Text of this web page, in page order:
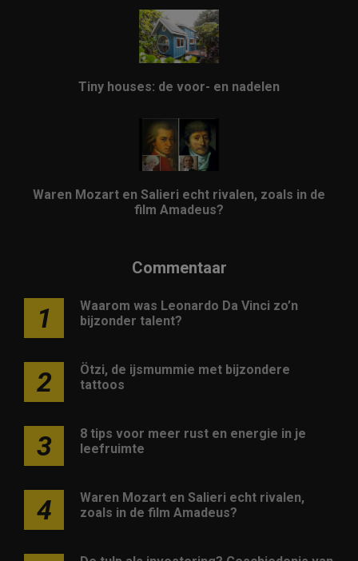
Tiny houses: de voor- en nadelen
Waren Mozart en Salieri echt rivalen, zoals in de
film Amadeus?
Commentaar
1
Waarom was Leonardo Da Vinci zo’n
bijzonder talent?
2
Ötzi, de ijsmummie met bijzondere
tattoos
3
8 tips voor meer rust en energie in je
leefruimte
4
Waren Mozart en Salieri echt rivalen,
zoals in de film Amadeus?